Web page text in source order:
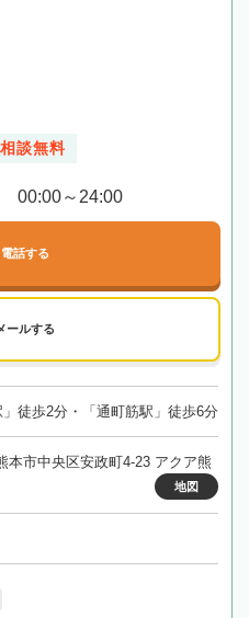
談無料
00:00～24:00
電話する
ールする
徒歩2分・「通町筋駅」徒歩6分
本市中央区安政町4-23 アクア熊
地図